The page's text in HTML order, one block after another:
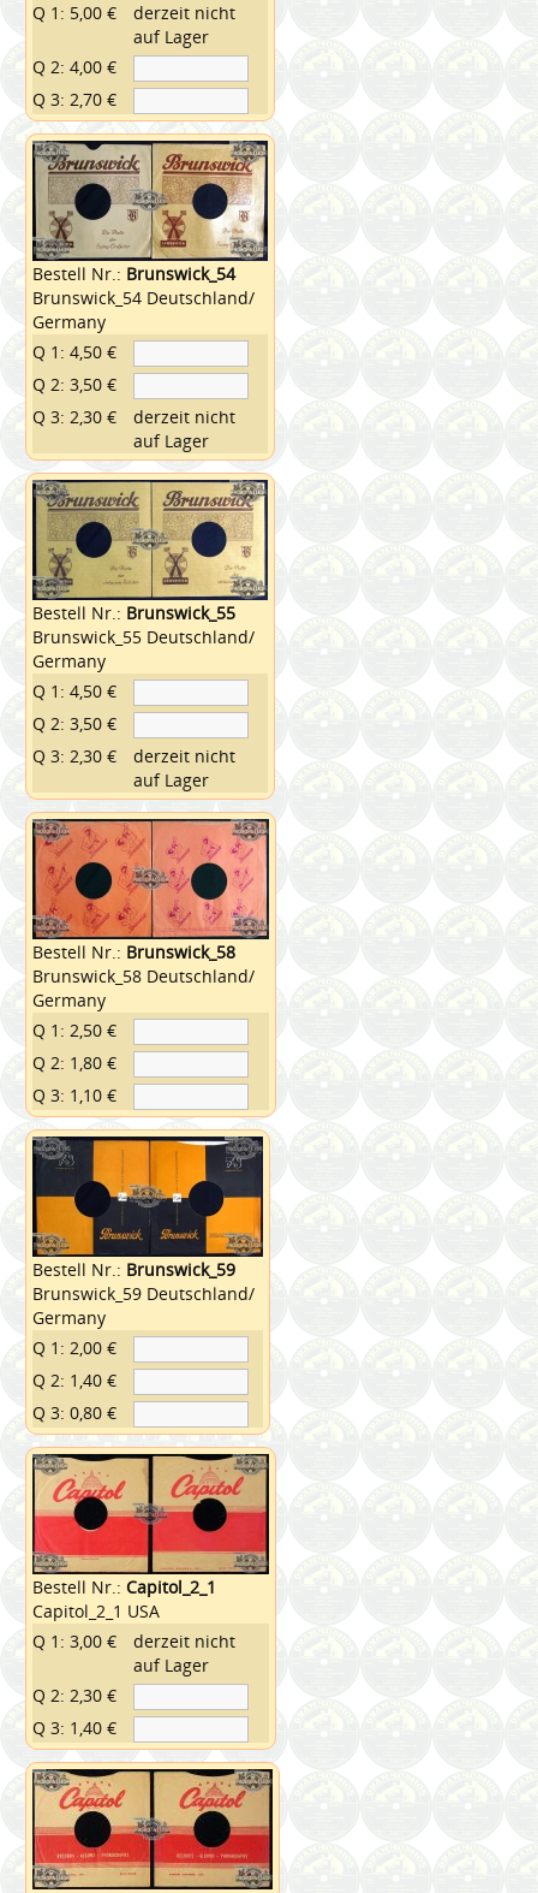
Q 1: 5,00 €
derzeit nicht
auf Lager
Q 2: 4,00 €
Q 3: 2,70 €
Bestell Nr.: Brunswick_54
Brunswick_54 Deutschland/
Germany
Q 1: 4,50 €
Q 2: 3,50 €
Q 3: 2,30 €
derzeit nicht
auf Lager
Bestell Nr.: Brunswick_55
Brunswick_55 Deutschland/
Germany
Q 1: 4,50 €
Q 2: 3,50 €
Q 3: 2,30 €
derzeit nicht
auf Lager
Bestell Nr.: Brunswick_58
Brunswick_58 Deutschland/
Germany
Q 1: 2,50 €
Q 2: 1,80 €
Q 3: 1,10 €
Bestell Nr.: Brunswick_59
Brunswick_59 Deutschland/
Germany
Q 1: 2,00 €
Q 2: 1,40 €
Q 3: 0,80 €
Bestell Nr.:Capitol_2_1
Capitol_2_1 USA
Q 1: 3,00 €
derzeit nicht
auf Lager
Q 2: 2,30 €
Q 3: 1,40 €